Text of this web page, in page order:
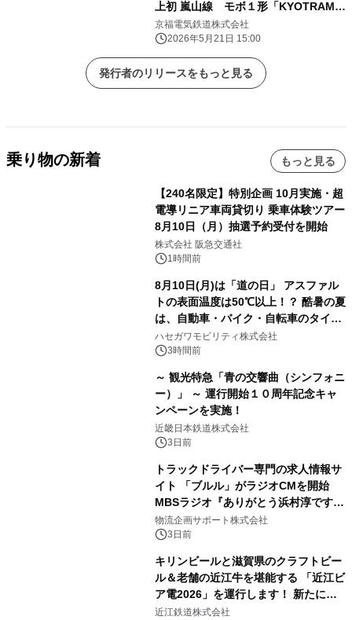
上初 嵐山線 モボ１形「KYOTRAM」
が「２０２６年 ブルーリボン賞」を受
賞
京福電気鉄道株式会社
2026年5月21日 15:00
発行者のリリースをもっと見る
乗り物の新着 もっと見る
【240名限定】特別企画 10月実施・超
電導リニア車両貸切り 乗車体験ツアー
8月10日（月）抽選予約受付を開始
株式会社 阪急交通社
1時間前
8月10日(月)は「道の日」 アスファル
トの表面温度は50℃以上！？ 酷暑の夏
は、自動車・バイク・自転車のタイヤ
バーストが増加 簡単にできる予防法
をご紹介
ハセガワモビリティ株式会社
3時間前
～ 観光特急「青の交響曲（シンフォニ
ー）」 ～ 運行開始１０周年記念キャ
ンペーンを実施！
近畿日本鉄道株式会社
3日前
トラックドライバー専門の求人情報サ
イト 「ブルル」がラジオCMを開始
MBSラジオ『ありがとう浜村淳です』
にて8月1日(土)より
物流企画サポート株式会社
3日前
キリンビールと滋賀県のクラフトビー
ル＆老舗の近江牛を堪能する 「近江ビ
ア電2026」を運行します！ 新たに
「長濱浪漫ビール」が参加！キリン一
近江鉄道株式会社